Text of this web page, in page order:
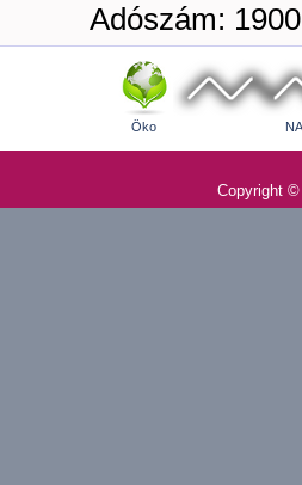
Adószám:
Öko
Copyright